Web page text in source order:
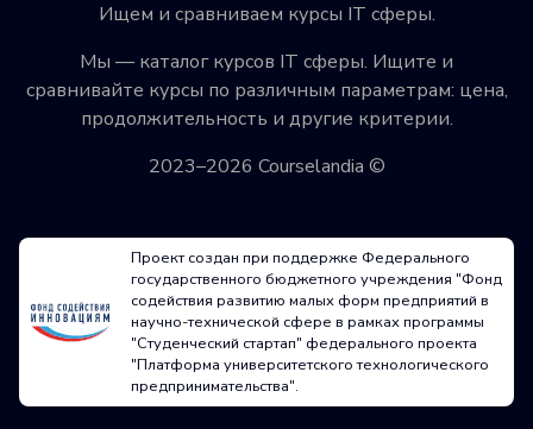
Ищем и сравниваем курсы IT сферы.
Мы — каталог курсов IT сферы. Ищите и
сравнивайте курсы по различным параметрам: цена,
продолжительность и другие критерии.
2023–2026 Courselandia ©
Проект создан при поддержке Федерального
государственного бюджетного учреждения "Фонд
содействия развитию малых форм предприятий в
научно-технической сфере в рамках программы
"Студенческий стартап" федерального проекта
"Платформа университетского технологического
предпринимательства".